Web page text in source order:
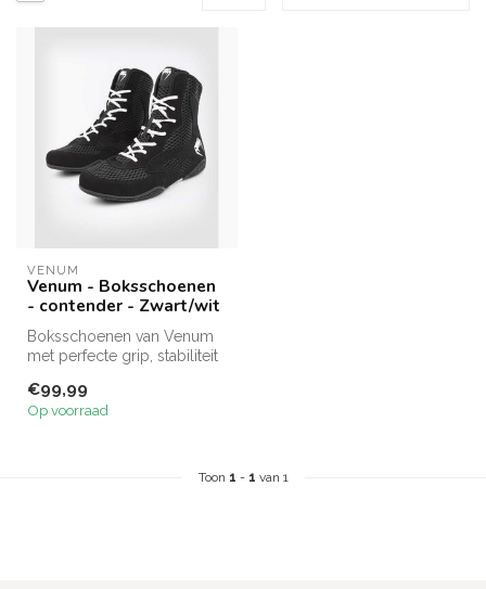
VENUM
Venum - Boksschoenen
- contender - Zwart/wit
Boksschoenen van Venum
met perfecte grip, stabiliteit
€99,99
Op voorraad
Toon 1 - 1 van 1